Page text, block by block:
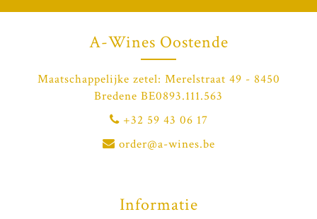
A-Wines Oostende
Maatschappelijke zetel: Merelstraat 49 - 8450
Bredene BE0893.111.563
+32 59 43 06 17
order@a-wines.be
Informatie